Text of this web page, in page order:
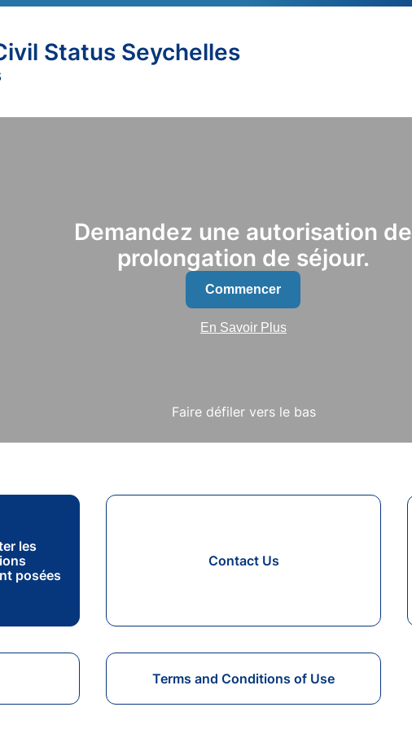
Status Seychelles
Demandez une autorisation de
prolongation de séjour.
Commencer
En Savoir Plus
Faire défiler vers le bas
les
posées
Contact Us
Terms and Conditions of Use